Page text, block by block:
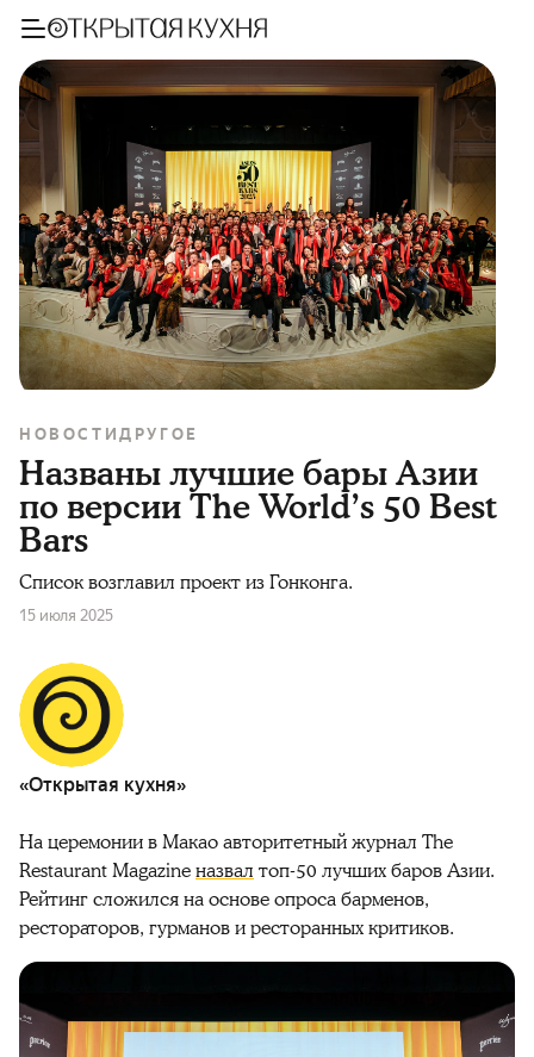
НОВОСТИДРУГОЕ
Названы лучшие бары Азии
по версии The World’s 50 Best
Bars
Список возглавил проект из Гонконга.
15 июля 2025
«Открытая кухня»
На церемонии в Макао авторитетный журнал The
Restaurant Magazineназвалтоп-50 лучших баров Азии.
Рейтинг сложился на основе опроса барменов,
рестораторов, гурманов и ресторанных критиков.